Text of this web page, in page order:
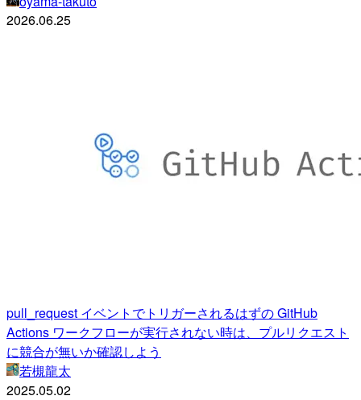
2026.06.25
pull_request イベントでトリガーされるはずの GitHub
Actions ワークフローが実行されない時は、プルリクエスト
に競合が無いか確認しよう
若槻龍太
2025.05.02